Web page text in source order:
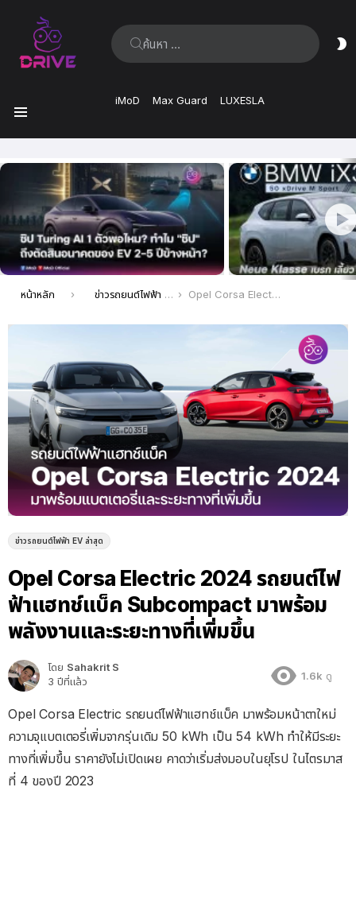
ค้นหา:
iMoD Max Guard LUXESLA
ล่าสุด
คุณอยู่ที่นี่:
หน้าหลัก ข่าวรถยนต์ไฟฟ้า EV ล่าสุด Opel Corsa Electric 2024 รถยนต์ไฟฟ้าแฮทช์แบ็ค Subcompact มาพร้อมพลังงานและระยะทางที่เพิ่มขึ้น
ข่าวรถยนต์ไฟฟ้า EV ล่าสุด
Opel Corsa Electric 2024 รถยนต์ไฟ
ฟ้าแฮทช์แบ็ค Subcompact มาพร้อม
พลังงานและระยะทางที่เพิ่มขึ้น
โดย Sahakrit S
3 ปีที่แล้ว
1.6k ดู
Opel Corsa Electric รถยนต์ไฟฟ้าแฮทช์แบ็ค มาพร้อมหน้าตาใหม่
ความจุแบตเตอรี่เพิ่มจากรุ่นเดิม 50 kWh เป็น 54 kWh ทำให้มีระยะ
ทางที่เพิ่มขึ้น ราคายังไม่เปิดเผย คาดว่าเริ่มส่งมอบในยุโรป ในไตรมาส
ที่ 4 ของปี 2023